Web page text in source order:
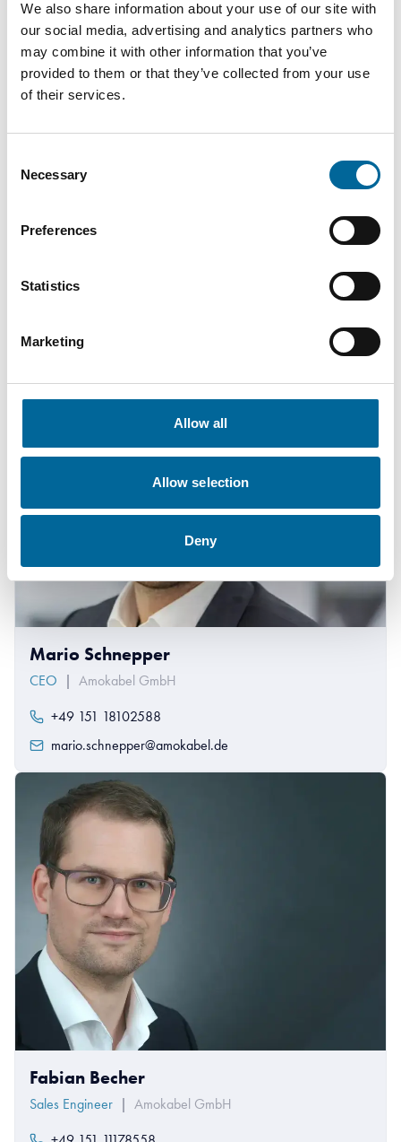
We also share information about your use of our site with
our social media, advertising and analytics partners who
may combine it with other information that you’ve
provided to them or that they’ve collected from your use
of their services.
Selection
Necessary
Preferences
Statistics
Marketing
Allow all
Allow selection
Deny
Downloads
FXQJ 0,6/1kV - FXQJ 0,6/1kV product sheet.pdf
Mario Schnepper
CEO | Amokabel GmbH
+49 151 18102588
mario.schnepper@amokabel.de
Fabian Becher
Sales Engineer | Amokabel GmbH